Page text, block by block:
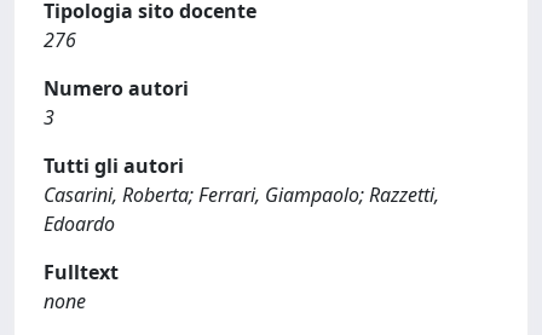
Tipologia sito docente
276
Numero autori
3
Tutti gli autori
Casarini, Roberta; Ferrari, Giampaolo; Razzetti,
Edoardo
Fulltext
none